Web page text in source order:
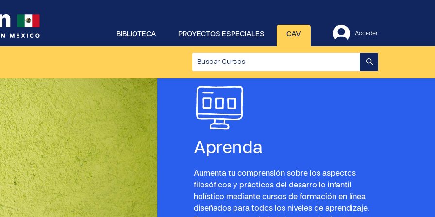
BIBLIOTECA PROYECTOS ESPECIALES CAV Acceder
Aprenda
Aumenta tu comprensión sobre los aspectos
filosóficos y prácticos del desarrollo infantil
holístico mediante cursos de formación en línea
diseñados para todos los niveles de aprendizaje.